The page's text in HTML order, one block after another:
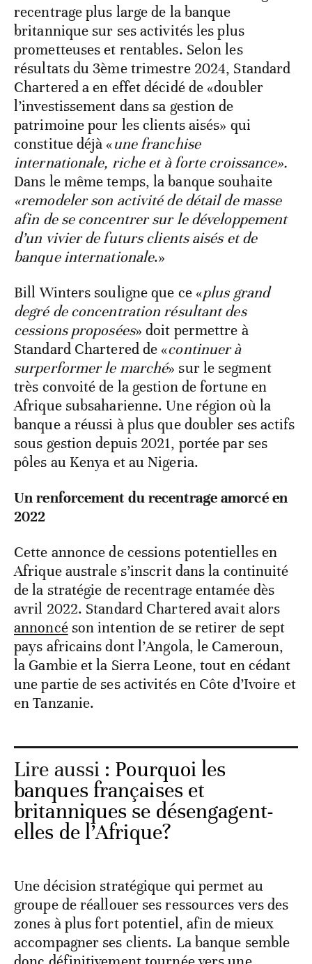
recentrage plus large de la banque
britannique sur ses activités les plus
prometteuses et rentables. Selon les
résultats du 3ème trimestre 2024, Standard
Chartered a en effet décidé de «doubler
l’investissement dans sa gestion de
patrimoine pour les clients aisés» qui
constitue déjà «une franchise
internationale, riche et à forte croissance».
Dans le même temps, la banque souhaite
«remodeler son activité de détail de masse
afin de se concentrer sur le développement
d’un vivier de futurs clients aisés et de
banque internationale.»
Bill Winters souligne que ce «plus grand
degré de concentration résultant des
cessions proposées» doit permettre à
Standard Chartered de «continuer à
surperformer le marché» sur le segment
très convoité de la gestion de fortune en
Afrique subsaharienne. Une région où la
banque a réussi à plus que doubler ses actifs
sous gestion depuis 2021, portée par ses
pôles au Kenya et au Nigeria.
Un renforcement du recentrage amorcé en
2022
Cette annonce de cessions potentielles en
Afrique australe s’inscrit dans la continuité
de la stratégie de recentrage entamée dès
avril 2022. Standard Chartered avait alors
annoncéson intention de se retirer de sept
pays africains dont l’Angola, le Cameroun,
la Gambie et la Sierra Leone, tout en cédant
une partie de ses activités en Côte d’Ivoire et
en Tanzanie.
Lire aussi : Pourquoi les
banques françaises et
britanniques se désengagent-
elles de l’Afrique?
Une décision stratégique qui permet au
groupe de réallouer ses ressources vers des
zones à plus fort potentiel, afin de mieux
accompagner ses clients. La banque semble